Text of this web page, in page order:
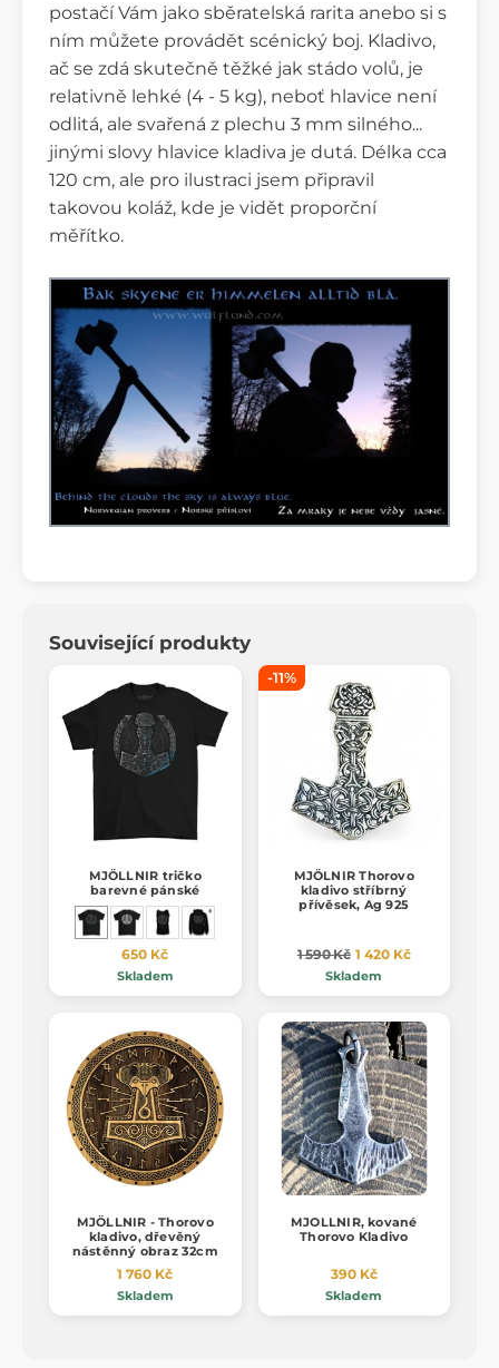
postačí Vám jako sběratelská rarita anebo si s
ním můžete provádět scénický boj. Kladivo,
ač se zdá skutečně těžké jak stádo volů, je
relativně lehké (4 - 5 kg), neboť hlavice není
odlitá, ale svařená z plechu 3 mm silného...
jinými slovy hlavice kladiva je dutá. Délka cca
120 cm, ale pro ilustraci jsem připravil
takovou koláž, kde je vidět proporční
měřítko.
Související produkty
MJÖLLNIR tričko
barevné pánské
650 Kč
Skladem
-11%
MJÖLNIR Thorovo
kladivo stříbrný
přívěsek, Ag 925
1 590 Kč 1 420 Kč
Skladem
MJÖLLNIR - Thorovo
kladivo, dřevěný
nástěnný obraz 32cm
1 760 Kč
Skladem
MJOLLNIR, kované
Thorovo Kladivo
390 Kč
Skladem